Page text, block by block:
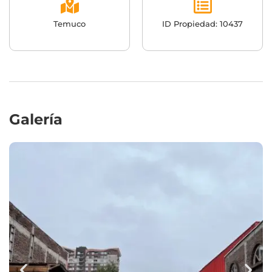
Temuco ID Propiedad: 10437
Galería